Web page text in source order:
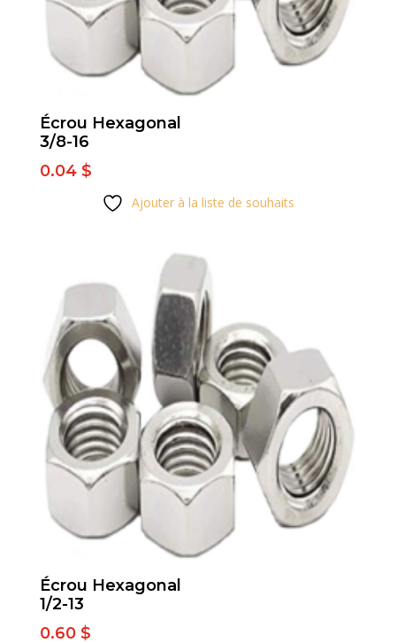
Écrou Hexagonal
3/8-16
0.04 $
Ajouter à la liste de souhaits
Écrou Hexagonal
1/2-13
0.60 $